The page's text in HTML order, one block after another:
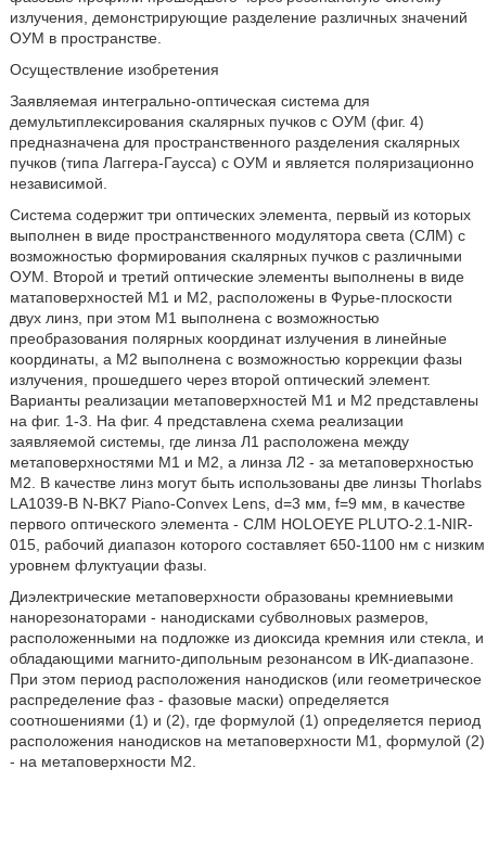
излучения, демонстрирующие разделение различных значений
ОУМ в пространстве.
Осуществление изобретения
Заявляемая интегрально-оптическая система для
демультиплексирования скалярных пучков с ОУМ (фиг. 4)
предназначена для пространственного разделения скалярных
пучков (типа Лаггера-Гаусса) с ОУМ и является поляризационно
независимой.
Система содержит три оптических элемента, первый из которых
выполнен в виде пространственного модулятора света (СЛМ) с
возможностью формирования скалярных пучков с различными
ОУМ. Второй и третий оптические элементы выполнены в виде
матаповерхностей M1 и М2, расположены в Фурье-плоскости
двух линз, при этом M1 выполнена с возможностью
преобразования полярных координат излучения в линейные
координаты, а М2 выполнена с возможностью коррекции фазы
излучения, прошедшего через второй оптический элемент.
Варианты реализации метаповерхностей M1 и М2 представлены
на фиг. 1-3. На фиг. 4 представлена схема реализации
заявляемой системы, где линза Л1 расположена между
метаповерхностями M1 и М2, а линза Л2 - за метаповерхностью
М2. В качестве линз могут быть использованы две линзы Thorlabs
LA1039-B N-BK7 Piano-Convex Lens, d=3 мм, f=9 мм, в качестве
первого оптического элемента - СЛМ HOLOEYE PLUTO-2.1-NIR-
015, рабочий диапазон которого составляет 650-1100 нм с низким
уровнем флуктуации фазы.
Диэлектрические метаповерхности образованы кремниевыми
нанорезонаторами - нанодисками субволновых размеров,
расположенными на подложке из диоксида кремния или стекла, и
обладающими магнито-дипольным резонансом в ИК-диапазоне.
При этом период расположения нанодисков (или геометрическое
распределение фаз - фазовые маски) определяется
соотношениями (1) и (2), где формулой (1) определяется период
расположения нанодисков на метаповерхности M1, формулой (2)
- на метаповерхности М2.